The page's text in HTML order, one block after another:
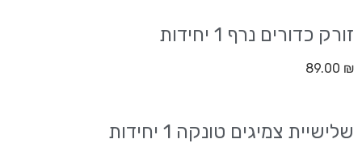
זורק כדורים נרף 1 יחידות
89.00 ₪
שלישיית צמיגים טונקה 1 יחידות